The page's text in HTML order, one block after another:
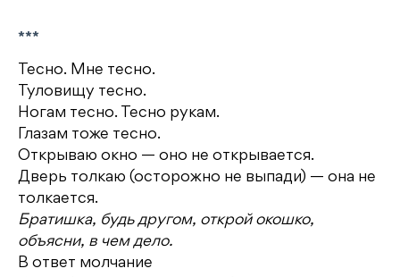
***
Тесно. Мне тесно.
Туловищу тесно.
Ногам тесно. Тесно рукам.
Глазам тоже тесно.
Открываю окно — оно не открывается.
Дверь толкаю (осторожно не выпади) — она не
толкается.
Братишка, будь другом, открой окошко,
объясни, в чем дело.
В ответ молчание